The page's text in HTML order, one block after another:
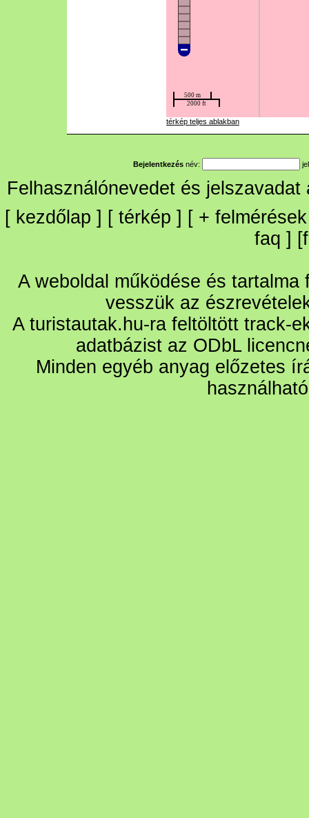
térkép teljes ablakban
Bejelentkezés név:
Felhasználónevedet és
[ kezdőlap ] [ térkép ] [ + felmérések
faq ] [
A weboldal működése és
vesszük az
A turistautak.hu-ra feltöltött track-
adatbázist az ODbL
Minden egyéb anyag előzetes